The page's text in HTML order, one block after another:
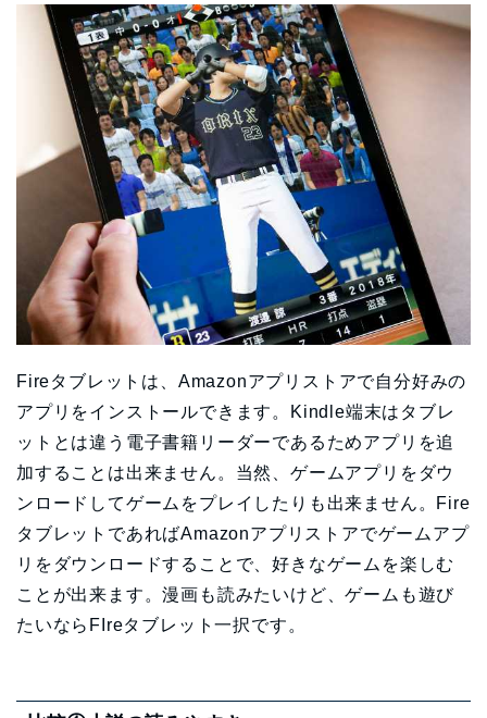
Fireタブレットは、Amazonアプリストアで自分好みの
アプリをインストールできます。Kindle端末はタブレ
ットとは違う電子書籍リーダーであるためアプリを追
加することは出来ません。当然、ゲームアプリをダウ
ンロードしてゲームをプレイしたりも出来ません。Fire
タブレットであればAmazonアプリストアでゲームアプ
リをダウンロードすることで、好きなゲームを楽しむ
ことが出来ます。漫画も読みたいけど、ゲームも遊び
たいならFIreタブレット一択です。